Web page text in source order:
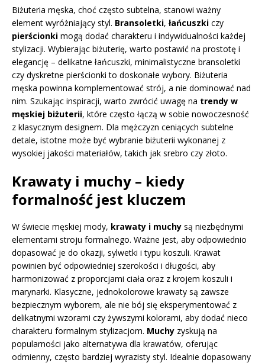
Biżuteria męska, choć często subtelna, stanowi ważny
element wyróżniający styl. Bransoletki, łańcuszki czy
pierścionki mogą dodać charakteru i indywidualności każdej
stylizacji. Wybierając biżuterię, warto postawić na prostotę i
elegancję – delikatne łańcuszki, minimalistyczne bransoletki
czy dyskretne pierścionki to doskonałe wybory. Biżuteria
męska powinna komplementować strój, a nie dominować nad
nim. Szukając inspiracji, warto zwrócić uwagę na trendy w
męskiej biżuterii, które często łączą w sobie nowoczesność
z klasycznym designem. Dla mężczyzn ceniących subtelne
detale, istotne może być wybranie biżuterii wykonanej z
wysokiej jakości materiałów, takich jak srebro czy złoto.
Krawaty i muchy – kiedy
formalność jest kluczem
W świecie męskiej mody, krawaty i muchy są niezbędnymi
elementami stroju formalnego. Ważne jest, aby odpowiednio
dopasować je do okazji, sylwetki i typu koszuli. Krawat
powinien być odpowiedniej szerokości i długości, aby
harmonizować z proporcjami ciała oraz z krojem koszuli i
marynarki. Klasyczne, jednokolorowe krawaty są zawsze
bezpiecznym wyborem, ale nie bój się eksperymentować z
delikatnymi wzorami czy żywszymi kolorami, aby dodać nieco
charakteru formalnym stylizacjom. Muchy zyskują na
popularności jako alternatywa dla krawatów, oferując
odmienny, często bardziej wyrazisty styl. Idealnie dopasowany